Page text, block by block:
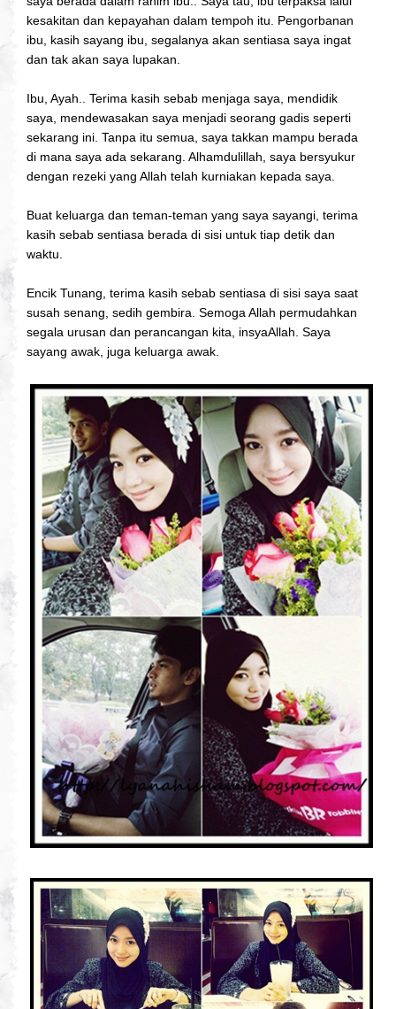
kesakitan dan kepayahan dalam tempoh itu. Pengorbanan
ibu, kasih sayang ibu, segalanya akan sentiasa saya ingat
dan tak akan saya lupakan.
Ibu, Ayah.. Terima kasih sebab menjaga saya, mendidik
saya, mendewasakan saya menjadi seorang gadis seperti
sekarang ini. Tanpa itu semua, saya takkan mampu berada
di mana saya ada sekarang. Alhamdulillah, saya bersyukur
dengan rezeki yang Allah telah kurniakan kepada saya.
Buat keluarga dan teman-teman yang saya sayangi, terima
kasih sebab sentiasa berada di sisi untuk tiap detik dan
waktu.
Encik Tunang, terima kasih sebab sentiasa di sisi saya saat
susah senang, sedih gembira. Semoga Allah permudahkan
segala urusan dan perancangan kita, insyaAllah. Saya
sayang awak, juga keluarga awak.